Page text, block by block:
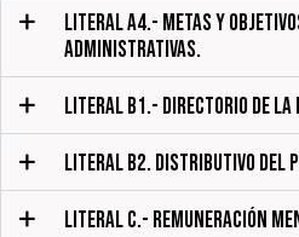
LITERAL A4.- METAS Y
ADMINISTRATIVAS.
LITERAL B1.- DIRECTORIO DE
LITERAL B2. DISTRIBUTIVO DEL
LITERAL C.- REMUNERACIÓN